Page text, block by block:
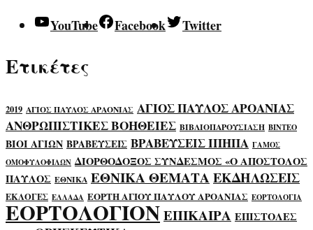
YouTube Facebook Twitter
Ετικέτες
2019 ΑΓΙΟΣ ΠΑΥΛΟΣ ΑΡΑΟΝΙΑΣ ΑΓΙΟΣ ΠΑΥΛΟΣ ΑΡΟΑΝΙΑΣ
ΑΝΘΡΩΠΙΣΤΙΚΕΣ ΒΟΗΘΕΙΕΣ ΒΙΒΛΙΟΠΑΡΟΥΣΙΑΣΗ ΒΙΝΤΕΟ
ΒΙΟΙ ΑΓΙΩΝ ΒΡΑΒΕΥΣΕΙΣ ΒΡΑΒΕΥΣΕΙΣ ΙΠΗΠΑ ΓΑΜΟΣ
ΟΜΟΦΥΛΟΦΙΛΩΝ ΔΙΟΡΘΟΔΟΞΟΣ ΣΥΝΔΕΣΜΟΣ «Ο ΑΠΟΣΤΟΛΟΣ
ΠΑΥΛΟΣ ΕΘΝΙΚΑ ΕΘΝΙΚΑ ΘΕΜΑΤΑΕΚΔΗΛΩΣΕΙΣ
ΕΚΛΟΓΕΣ ΕΛΛΑΔΑ ΕΟΡΤΗ ΑΓΙΟΥ ΠΑΥΛΟΥ ΑΡΟΑΝΙΑΣ ΕΟΡΤΟΛΟΓΙΑ
ΕΟΡΤΟΛΟΓΙΟΝΕΠΙΚΑΙΡΑ ΕΠΙΣΤΟΛΕΣ